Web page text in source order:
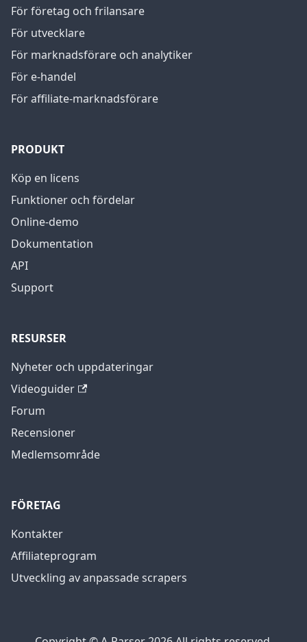
För företag och frilansare
För utvecklare
För marknadsförare och analytiker
För e-handel
För affiliate-marknadsförare
PRODUKT
Köp en licens
Funktioner och fördelar
Online-demo
Dokumentation
API
Support
RESURSER
Nyheter och uppdateringar
Videoguider
Forum
Recensioner
Medlemsområde
FÖRETAG
Kontakter
Affiliateprogram
Utveckling av anpassade scrapers